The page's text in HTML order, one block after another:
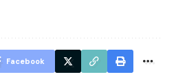
Facebook